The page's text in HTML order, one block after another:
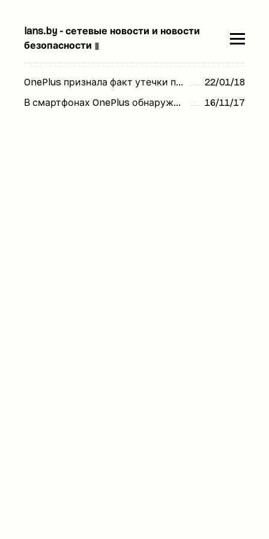
lans.by - сетевые новости и новости
безопасности ▮
OnePlus признала факт утечки платежных данных своих клиентов
22/01/18
В смартфонах OnePlus обнаружено второе потенциально опасное приложение
16/11/17